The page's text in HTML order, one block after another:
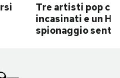
Tre artisti pop
incasinati e un
spionaggio